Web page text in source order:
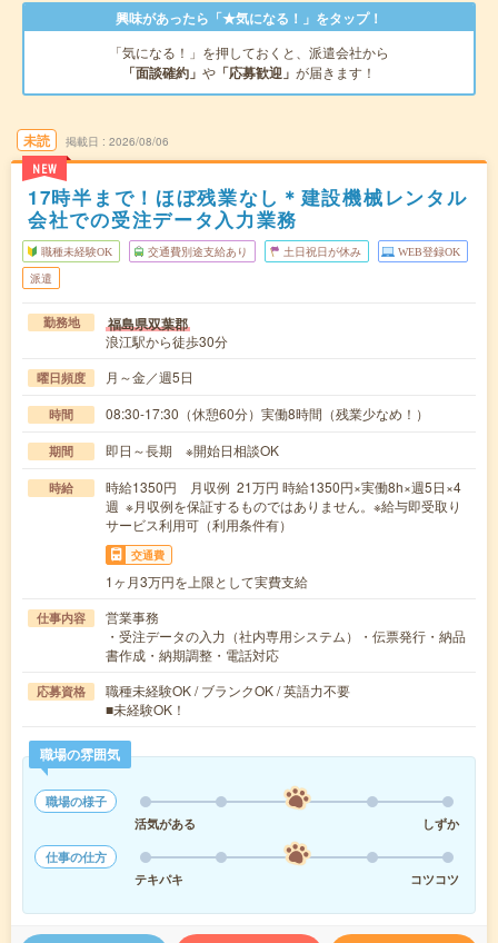
興味があったら「★気になる！」をタップ！
「気になる！」を押しておくと、派遣会社から
「面談確約」 や 「応募歓迎」 が届きます！
未読
NEW
掲載日 2026/08/06
17時半まで！ほぼ残業なし＊建設機械レンタル
会社での受注データ入力業務
職種未経験OK 交通費別途支給あり 土日祝日が休み WEB登録OK
派遣
勤務地 福島県双葉郡
浪江駅から徒歩30分
曜日頻度 月～金／週5日
時間 08:30-17:30（休憩60分）実働8時間（残業少なめ！）
期間 即日～長期 ※開始日相談OK
時給
時給1350円 月収例 21万円 時給1350円×実働8h×週5日×4
週 ※月収例を保証するものではありません。※給与即受取り
サービス利用可（利用条件有）
交通費
1ヶ月3万円を上限として実費支給
仕事内容
営業事務
・受注データの入力（社内専用システム）・伝票発行・納品
書作成・納期調整・電話対応
応募資格
職種未経験OK / ブランクOK / 英語力不要
■未経験OK！
職場の雰囲気
職場の様子
活気がある
しずか
仕事の仕方
テキパキ
コツコツ